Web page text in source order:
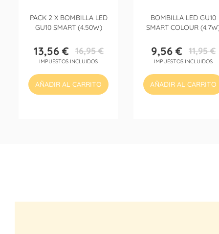
PACK 2 X BOMBILLA LED
GU10 SMART (4.50W)
Precio
13,56 €Precio
base
16,95 €
IMPUESTOS INCLUIDOS
AÑADIR AL CARRITO
BOMBILLA LED GU10
SMART COLOUR
Precio
9,56 € Precio
base
11,95 €
IMPUESTOS INCLUIDOS
AÑADIR AL CARRITO